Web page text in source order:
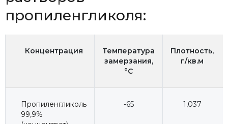
пропиленгликоля:
Концентрация
Температура
замерзания,
°C
Плотность,
г/кв.м
Пропиленгликоль
99,9%
-65 1,037